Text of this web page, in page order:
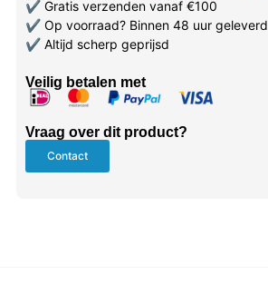
✔Gratis verzenden vanaf €100
✔Op voorraad? Binnen 48 uur geleverd
✔Altijd scherp geprijsd
Veilig betalen met
Vraag over dit product?
Contact